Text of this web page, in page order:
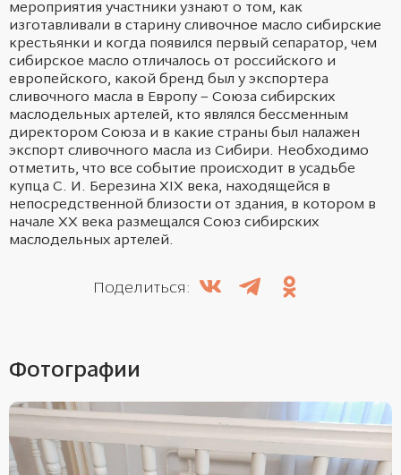
мероприятия участники узнают о том, как
изготавливали в старину сливочное масло сибирские
крестьянки и когда появился первый сепаратор, чем
сибирское масло отличалось от российского и
европейского, какой бренд был у экспортера
сливочного масла в Европу – Союза сибирских
маслодельных артелей, кто являлся бессменным
директором Союза и в какие страны был налажен
экспорт сливочного масла из Сибири. Необходимо
отметить, что все событие происходит в усадьбе
купца С. И. Березина XIX века, находящейся в
непосредственной близости от здания, в котором в
начале ХХ века размещался Союз сибирских
маслодельных артелей.
Поделиться:
Фотографии